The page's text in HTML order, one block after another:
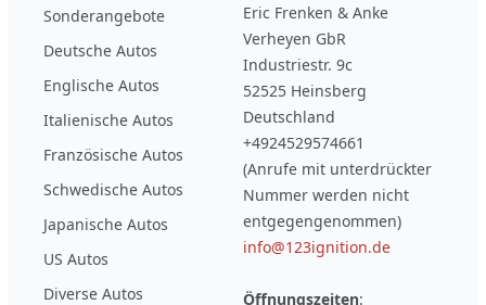
Sonderangebote
Deutsche Autos
Englische Autos
Italienische Autos
Französische Autos
Schwedische Autos
Japanische Autos
US Autos
Diverse Autos
Eric Frenken & Anke
Verheyen GbR
Industriestr. 9c
52525 Heinsberg
Deutschland
+4924529574661
(Anrufe mit unterdrückter
Nummer werden nicht
entgegengenommen)
info@123ignition.de
Öffnungszeiten: